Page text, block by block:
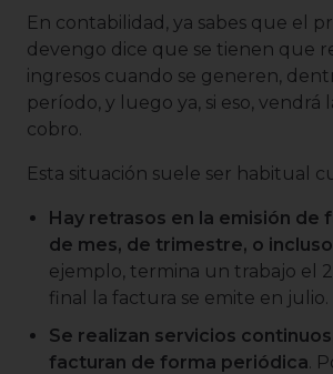
En contabilidad, ya sabes que el
devengo dice que se tienen que
ingresos cuando se generen,
período, y luego ya, si eso, vendrá
cobro.
Esta situación suele ser habitual
Hay retrasos en la emisión de
de mes, de trimestre, o
ejemplo, termina un trabajo el
final la factura se emite en julio.
Se realizan servicios
facturan de forma periódica.